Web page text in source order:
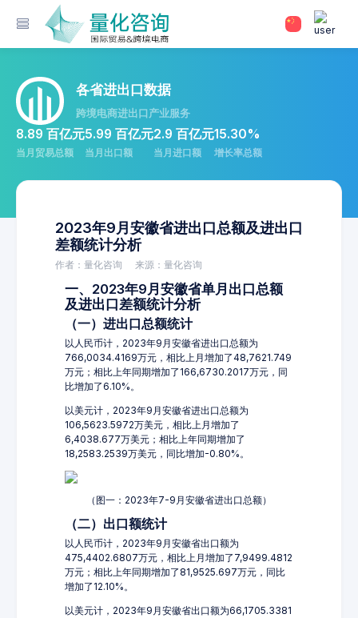
各省进出口数据
跨境电商进出口产业服务
8.89 百亿元
当月贸易总额
5.99 百亿元
当月出口额
2.9 百亿元
当月进口额
15.30%
增长率总额
2023年9月安徽省进出口总额及进出口
差额统计分析
作者：量化咨询 来源：量化咨询
一、2023年9月安徽省单月出口总额
及进出口差额统计分析
（一）进出口总额统计
以人民币计，2023年9月安徽省进出口总额为
766,0034.4169万元，相比上月增加了48,7621.749
万元；相比上年同期增加了166,6730.2017万元，同
比增加了6.10%。
以美元计，2023年9月安徽省进出口总额为
106,5623.5972万美元，相比上月增加了
6,4038.677万美元；相比上年同期增加了
18,2583.2539万美元，同比增加-0.80%。
（图一：2023年7-9月安徽省进出口总额）
（二）出口额统计
以人民币计，2023年9月安徽省出口额为
475,4402.6807万元，相比上月增加了7,9499.4812
万元；相比上年同期增加了81,9525.697万元，同比
增加了12.10%。
以美元计，2023年9月安徽省出口额为66,1705.3381